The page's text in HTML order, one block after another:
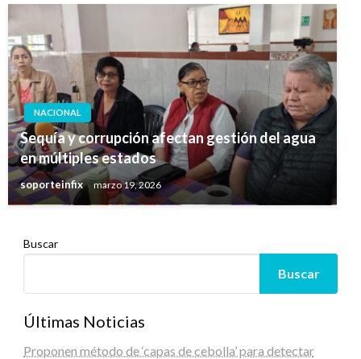
NACIONAL
Sequía y corrupción afectan gestión del agua
en múltiples estados
soporteinfix marzo 19, 2026
Buscar
Buscar
Últimas Noticias
Proponen método de ‘capas de cebolla’ para detectar